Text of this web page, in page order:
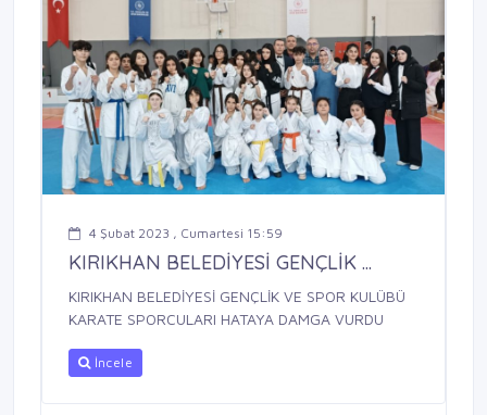
4 Şubat 2023 , Cumartesi 15:59
KIRIKHAN BELEDİYESİ GENÇLİK ...
KIRIKHAN BELEDİYESİ GENÇLİK VE SPOR KULÜBÜ
KARATE SPORCULARI HATAYA DAMGA VURDU
İncele